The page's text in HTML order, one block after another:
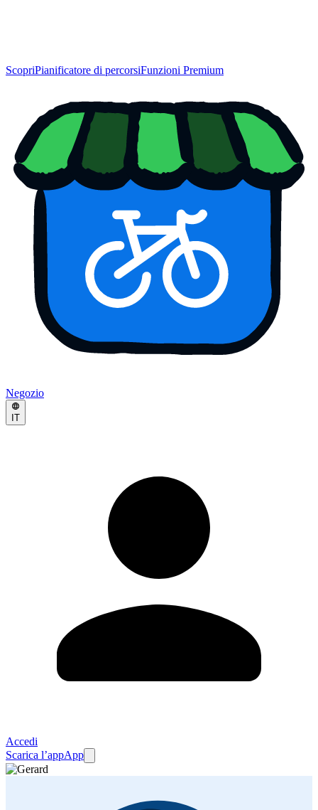
ScopriPianificatore di percorsiFunzioni Premium
Negozio
IT
Accedi
Scarica l’appApp